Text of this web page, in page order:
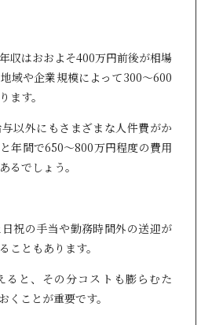
収はおおよそ400万円前後が相場
域や企業規模によって300～600
ます。
以外にもさまざまな人件費がか
年間で650～800万円程度の費用
るでしょう。
祝の手当や勤務時間外の送迎が
こともあります。
ると、その分コストも膨らむた
くことが重要です。